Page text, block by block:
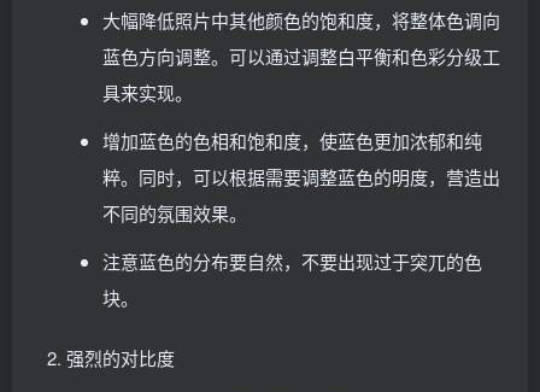
大幅降低照片中其他颜色的饱和度，将整体色调向
蓝色方向调整。可以通过调整白平衡和色彩分级工
具来实现。
增加蓝色的色相和饱和度，使蓝色更加浓郁和纯
粹。同时，可以根据需要调整蓝色的明度，营造出
不同的氛围效果。
注意蓝色的分布要自然，不要出现过于突兀的色
块。
强烈的对比度